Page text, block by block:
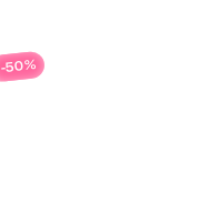
-50%